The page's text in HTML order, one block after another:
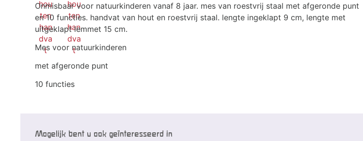
Onmisbaar voor natuurkinderen vanaf 8 jaar. mes van roestvrij staal met afgeronde punt
en 10 functies. handvat van hout en roestvrij staal. lengte ingeklapt 9 cm, lengte met
uitgeklapt lemmet 15 cm.
Mes voor natuurkinderen
met afgeronde punt
10 functies
Mogelijk bent u ook geïnteresseerd in